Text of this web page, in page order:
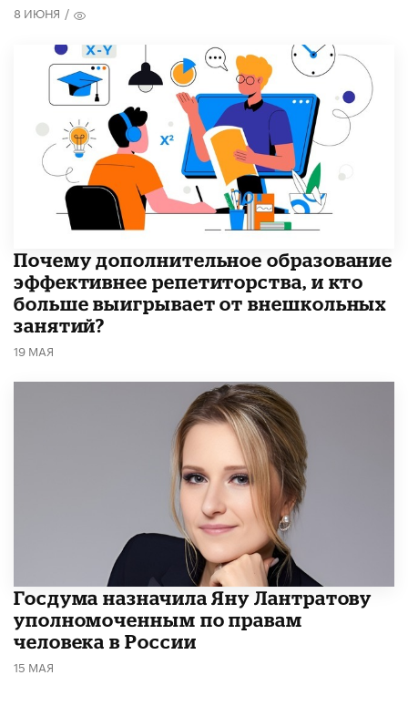
8 ИЮНЯ /
​Почему дополнительное образование
эффективнее репетиторства, и кто
больше выигрывает от внешкольных
занятий?
19 МАЯ
Госдума назначила Яну Лантратову
уполномоченным по правам
человека в России
15 МАЯ